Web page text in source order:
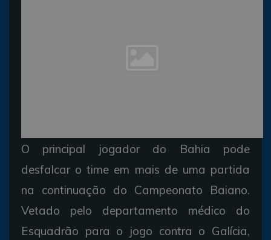
O principal jogador do Bahia pode
desfalcar o time em mais de uma partida
na continuação do Campeonato Baiano.
Vetado pelo departamento médico do
Esquadrão para o jogo contra o Galícia,